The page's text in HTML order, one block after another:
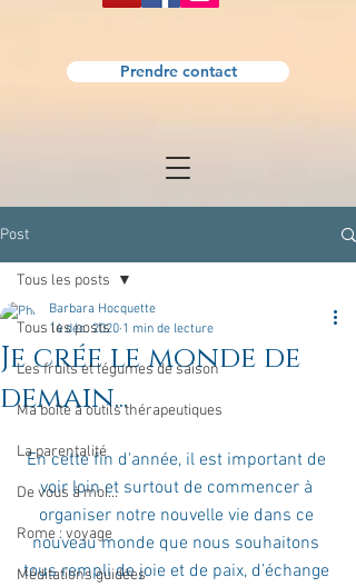
Prendre contact
Post
Tous les posts
Les fruits et légumes de saison
Ma boîte à outils thérapeutiques
La parentalité
De vous à moi...
Rome : voyage
Méditations guidées
Tous les posts
Je crée le monde de
demain...
Barbara Hocquette
14 déc. 2020 1 min de lecture
En cette fin d'année, il est important de
voir loin et surtout de commencer à
organiser notre nouvelle vie dans ce
nouveau monde que nous souhaitons
tous rempli de joie et de paix, d’échange